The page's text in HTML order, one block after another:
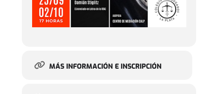
MÁS INFORMACIÓN E INSCRIPCIÓN